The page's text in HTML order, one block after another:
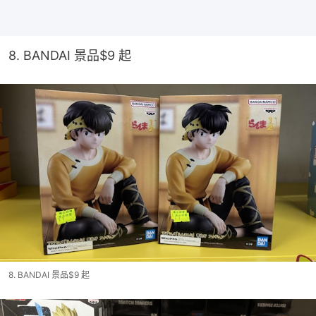
8. BANDAI 景品$9 起
8. BANDAI 景品$9 起